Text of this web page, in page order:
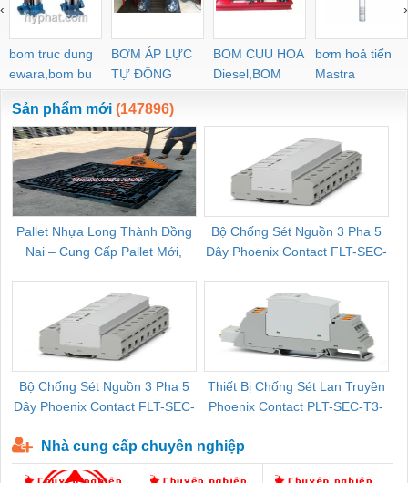
bom truc dung
ewara,bom bu
ewara
BƠM ÁP LỰC
TỰ ĐỘNG
BOM CUU HOA
Diesel,BOM
CHUA CHAY
bơm hoả tiển
Mastra
‹ ›
Sản phẩm mới (147896)
Pallet Nhựa Long Thành Đồng
Nai – Cung Cấp Pallet Mới,
Bộ Chống Sét Nguồn 3 Pha 5
Dây Phoenix Contact FLT-SEC-
Bộ Chống Sét Nguồn 3 Pha 5
Dây Phoenix Contact FLT-SEC-
Thiết Bị Chống Sét Lan Truyền
Phoenix Contact PLT-SEC-T3-
Nhà cung cấp chuyên nghiệp